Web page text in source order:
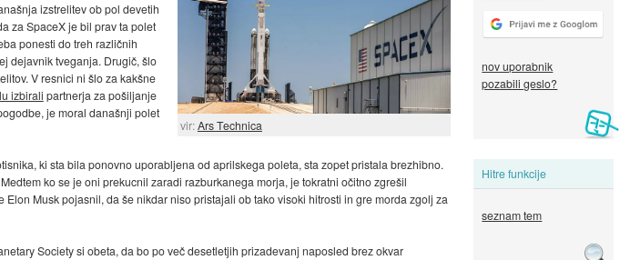
nov uporabnik
pozabili geslo?
Hitre funkcije
seznam tem
vir:Ars Technica
izstrelitev ob pol devetih
za SpaceX je bil prav ta polet
ponesti do treh različnih
dejavnik tveganja. Drugič, šlo
V resnici ni šlo za kakšne
izbirali partnerja za pošiljanje
je moral današnji polet
ki sta bila ponovno uporabljena od aprilskega poleta, sta zopet pristala brezhibno.
ko se je oni prekucnil zaradi razburkanega morja, je tokratni očitno zgrešil
Musk pojasnil, da še nikdar niso pristajali ob tako visoki hitrosti in gre morda zgolj za
Society si obeta, da bo po več desetletjih prizadevanj naposled brez okvar